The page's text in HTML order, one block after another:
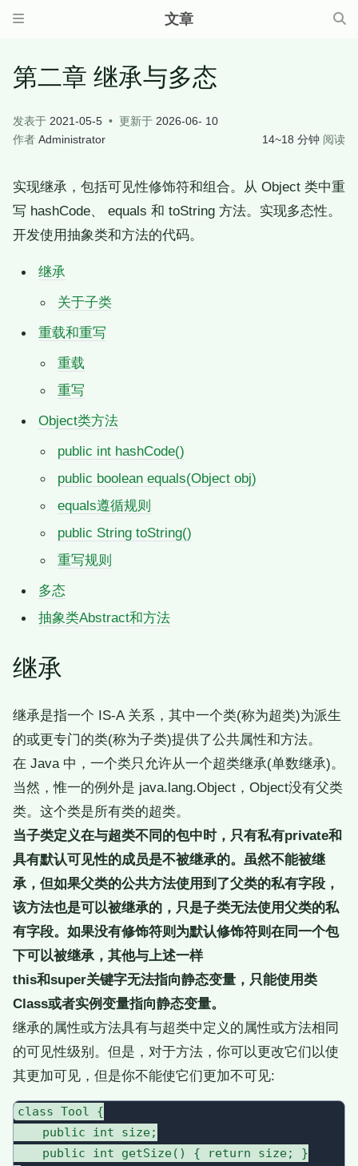
文章
第二章 继承与多态
发表于 2021-05-5 更新于 2026-06- 10
作者 Administrator 14~18 分钟 阅读
实现继承，包括可见性修饰符和组合。从 Object 类中重
写 hashCode、 equals 和 toString 方法。实现多态性。
开发使用抽象类和方法的代码。
继承
关于子类
重载和重写
重载
重写
Object类方法
public int hashCode()
public boolean equals(Object obj)
equals遵循规则
public String toString()
重写规则
多态
抽象类Abstract和方法
继承
继承是指一个 IS-A 关系，其中一个类(称为超类)为派生
的或更专门的类(称为子类)提供了公共属性和方法。
在 Java 中，一个类只允许从一个超类继承(单数继承)。
当然，惟一的例外是 java.lang.Object，Object没有父类
类。这个类是所有类的超类。
当子类定义在与超类不同的包中时，只有私有private和
具有默认可见性的成员是不被继承的。虽然不能被继
承，但如果父类的公共方法使用到了父类的私有字段，
该方法也是可以被继承的，只是子类无法使用父类的私
有字段。如果没有修饰符则为默认修饰符则在同一个包
下可以被继承，其他与上述一样
this和super关键字无法指向静态变量，只能使用类
Class或者实例变量指向静态变量。
继承的属性或方法具有与超类中定义的属性或方法相同
的可见性级别。但是，对于方法，你可以更改它们以使
其更加可见，但是你不能使它们更加不可见:
class Tool {
    public int size;
    public int getSize() { return size; }